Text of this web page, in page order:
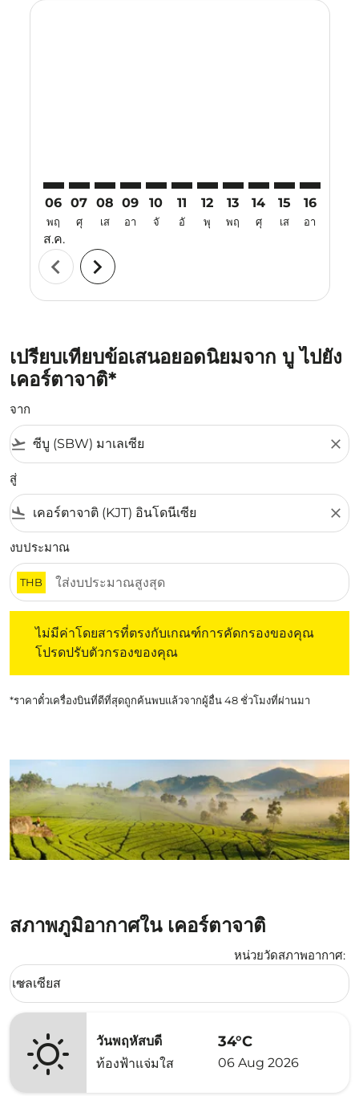
06
พฤ
ส.ค.
07
ศุ
08
เส
09
อา
10
จั
11
อั
12
พุ
13
พฤ
14
ศุ
15
เส
16
อา
chevron_left chevron_right
เปรียบเทียบข้อเสนอยอดนิยมจาก บู ไปยัง
เคอร์ตาจาติ*
จาก
flight_takeoff close
สู่
flight_land close
งบประมาณ
THB
ไม่มีค่าโดยสารที่ตรงกับเกณฑ์การคัดกรองของคุณ
โปรดปรับตัวกรองของคุณ
*ราคาตั๋วเครื่องบินที่ดีที่สุดถูกค้นพบแล้วจากผู้อื่น 48 ชั่วโมงที่ผ่านมา
สภาพภูมิอากาศใน เคอร์ตาจาติ
หน่วยวัดสภาพอากาศ:
Weather unit option เซลเซียส Selected
เซลเซียส
keyboard_arrow_down
วันพฤหัสบดี
ท้องฟ้าแจ่มใส
34°C
06 Aug 2026